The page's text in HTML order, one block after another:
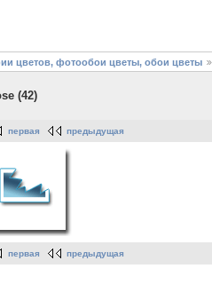
цветов, фотообои цветы, обои цветы
(42)
первая предыдущая
первая предыдущая